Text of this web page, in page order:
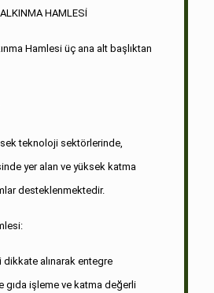
HAMLESİ
Hamlesi üç ana alt başlıktan
teknoloji sektörlerinde,
yer alan ve yüksek katma
desteklenmektedir.
alınarak entegre
gıda işleme ve katma değerli